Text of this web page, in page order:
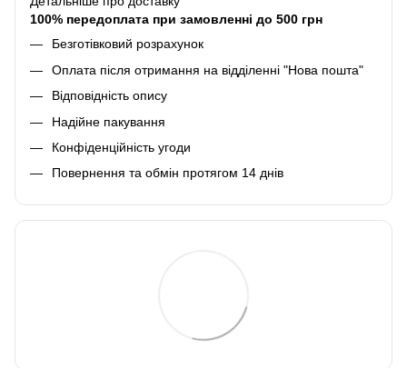
100% передоплата при замовленні до 500 грн
Безготівковий розрахунок
Оплата після отримання на відділенні "Нова пошта"
Відповідність опису
Надійне пакування
Конфіденційність угоди
Повернення та обмін протягом 14 днів